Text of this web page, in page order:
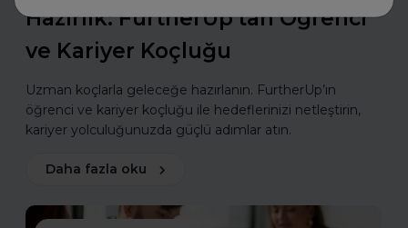
Hazırlık: FurtherUp'tan Öğrenci
ve Kariyer Koçluğu
Uzman koçlarla geleceğe hazırlanın. FurtherUp’ın
öğrenci ve kariyer koçluğu ile hedeflerinizi netleştirin,
kariyer yolculuğunuzda güçlü adımlar atın.
Daha fazla oku